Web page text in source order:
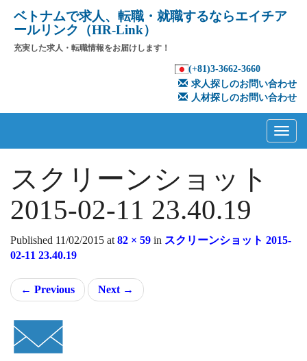
ベトナムで求人、転職・就職するならエイチア
ールリンク（HR-Link）
充実した求人・転職情報をお届けします！
(+81)3-3662-3660
求人探しのお問い合わせ
人材探しのお問い合わせ
Menu
content
スクリーンショット
2015-02-11 23.40.19
Published 11/02/2015 at 82 × 59 in スクリーンショット 2015-
02-11 23.40.19
← Previous Next →